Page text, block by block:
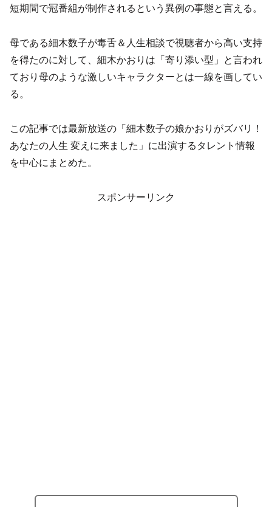
短期間で冠番組が制作されるという異例の事態と言える。
母である細木数子が毒舌＆人生相談で視聴者から高い支持
を得たのに対して、細木かおりは「寄り添い型」と言われ
ており母のような激しいキャラクターとは一線を画してい
る。
この記事では最新放送の「細木数子の娘かおりがズバリ！
あなたの人生 変えに来ました」に出演するタレント情報
を中心にまとめた。
スポンサーリンク